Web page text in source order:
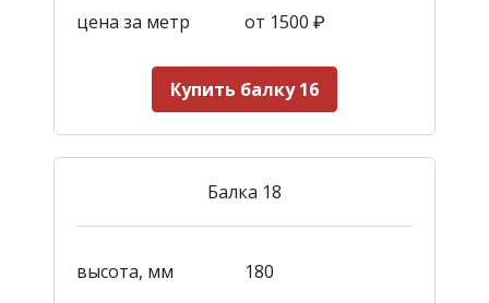
цена за метр
от 1500 ₽
Купить балку 16
Балка 18
высота, мм
180